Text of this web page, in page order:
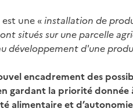
une «installation de
situés sur une parcelle
développement d'une
encadrement des
gardant la priorité
alimentaire et